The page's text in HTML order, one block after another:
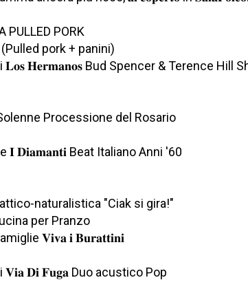
PULLED PORK
pork + panini)
𝐋𝐨𝐬 𝐇𝐞𝐫𝐦𝐚𝐧𝐨𝐬 Bud Spencer & Terence Hill
Processione del Rosario
𝐈 𝐃𝐢𝐚𝐦𝐚𝐧𝐭𝐢 Beat Italiano Anni '60
naturalistica "Ciak si gira!"
per Pranzo
𝐕𝐢𝐯𝐚 𝐢 𝐁𝐮𝐫𝐚𝐭𝐭𝐢𝐧𝐢
𝐃𝐢 𝐅𝐮𝐠𝐚 Duo acustico Pop